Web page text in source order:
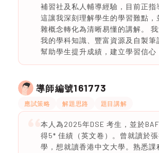
補習社及私人輔導經驗，目前正指
這讓我深刻理解學生的學習難點，
雜概念轉化為清晰易懂的講解。
我的學科知識、豐富資源及自製筆
幫助學生提升成績，建立學習信心
導師編號161773
應試策略 解題思路 題目講解
本人為2025年DSE 考生，並於
得5* 佳績（英文卷）。曾就讀於
學，想就讀香港中文大學。熟悉課